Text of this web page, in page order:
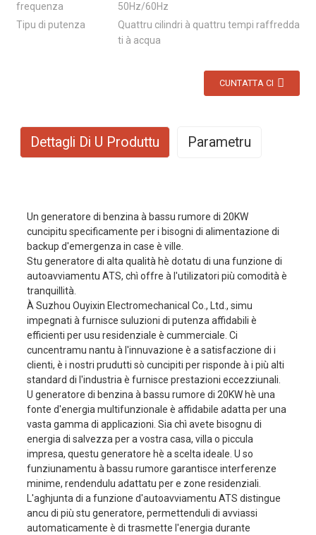
frequenza
50Hz/60Hz
Tipu di putenza
Quattru cilindri à quattru tempi raffredda
ti à acqua
CUNTATTA CI
Dettagli Di U Produttu Parametru
Un generatore di benzina à bassu rumore di 20KW
cuncipitu specificamente per i bisogni di alimentazione di
backup d'emergenza in case è ville.
Stu generatore di alta qualità hè dotatu di una funzione di
autoavviamentu ATS, chì offre à l'utilizatori più comodità è
tranquillità.
À Suzhou Ouyixin Electromechanical Co., Ltd., simu
impegnati à furnisce suluzioni di putenza affidabili è
efficienti per usu residenziale è cummerciale. Ci
cuncentramu nantu à l'innuvazione è a satisfaczione di i
clienti, è i nostri prudutti sò cuncipiti per risponde à i più alti
standard di l'industria è furnisce prestazioni eccezziunali.
U generatore di benzina à bassu rumore di 20KW hè una
fonte d'energia multifunzionale è affidabile adatta per una
vasta gamma di applicazioni. Sia chì avete bisognu di
energia di salvezza per a vostra casa, villa o piccula
impresa, questu generatore hè a scelta ideale. U so
funziunamentu à bassu rumore garantisce interferenze
minime, rendendulu adattatu per e zone residenziali.
L'aghjunta di a funzione d'autoavviamentu ATS distingue
ancu di più stu generatore, permettenduli di avviassi
automaticamente è di trasmette l'energia durante
generatore
Modu d'eccitazione
AVR
A putenza primaria
A putenza di standby
20 kW
Ampere nominale
78A/26A
frequenza
50Hz
N° di Fase
Monofase / Trifase
Fattore di putenza (COSφ)
1/0,8
Gradu d'isolamentu
F
mutore
Motore
465F1
Alesaggio × corsa
65x78mm
spustamentu
1050cc
Cunsumu di carburante
≤374g/kw.h
Modu d'accensione
Accensione